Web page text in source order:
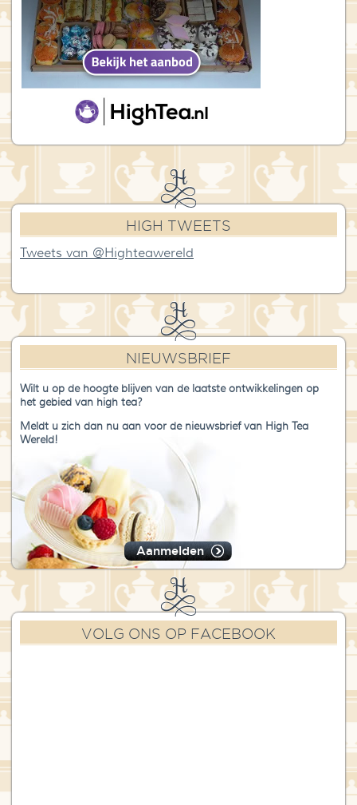
HIGH TWEETS
Tweets van @Highteawereld
NIEUWSBRIEF
Wilt u op de hoogte blijven van de laatste ontwikkelingen op
het gebied van high tea?
Meldt u zich dan nu aan voor de nieuwsbrief van High Tea
Wereld!
Aanmelden
VOLG ONS OP FACEBOOK